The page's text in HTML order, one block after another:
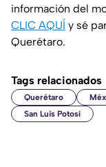
información del
CLIC AQUÍ y sé
Querétaro.
Tags relacionados
Querétaro
San Luis Potosí